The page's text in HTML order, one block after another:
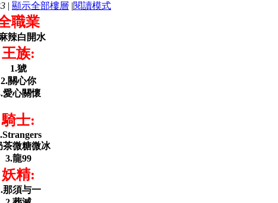
| 顯示全部樓層 |閱讀模式
職業
辣白開水
王族:
1.猇
2.關心你
愛心關懷
騎士:
茶微糖微冰
3.龍99
妖精:
那須与一